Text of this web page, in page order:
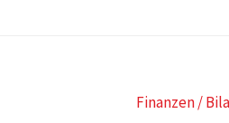
Finanzen /